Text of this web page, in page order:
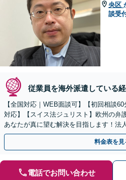
央区
談受
従業員を海外派遣している
【全国対応｜WEB面談可】【初回相談
対応】【スイス法ジュリスト】欧州の弁
あなたが真に望む解決を目指します！法
やかな連絡と粘り強い交渉を徹底【休日
料金表を見
電話でお問い合わせ